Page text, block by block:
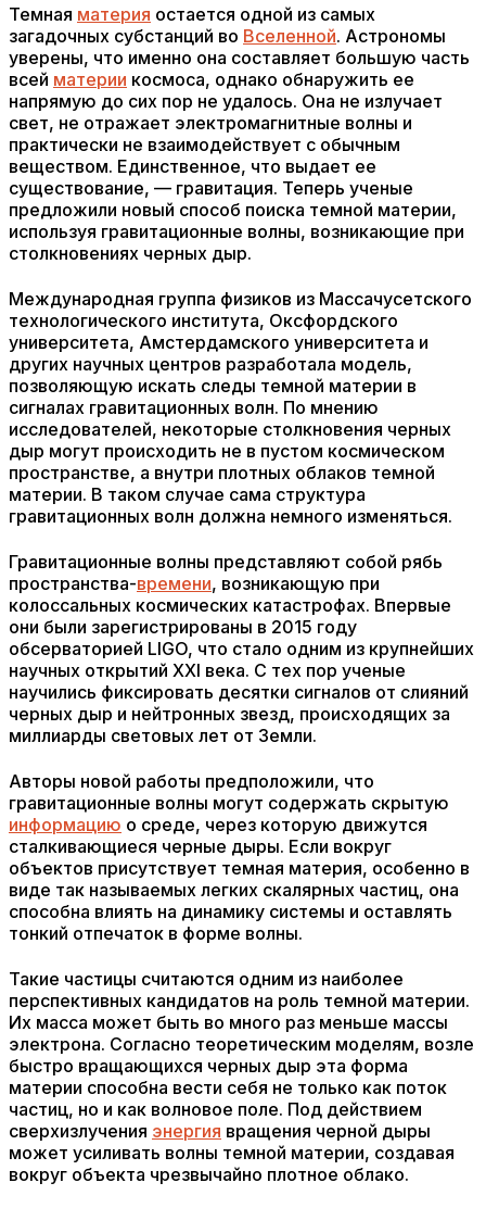
Темная материя остается одной из самых
загадочных субстанций во Вселенной. Астрономы
уверены, что именно она составляет большую часть
всей материи космоса, однако обнаружить ее
напрямую до сих пор не удалось. Она не излучает
свет, не отражает электромагнитные волны и
практически не взаимодействует с обычным
веществом. Единственное, что выдает ее
существование, — гравитация. Теперь ученые
предложили новый способ поиска темной материи,
используя гравитационные волны, возникающие при
столкновениях черных дыр.
Международная группа физиков из Массачусетского
технологического института, Оксфордского
университета, Амстердамского университета и
других научных центров разработала модель,
позволяющую искать следы темной материи в
сигналах гравитационных волн. По мнению
исследователей, некоторые столкновения черных
дыр могут происходить не в пустом космическом
пространстве, а внутри плотных облаков темной
материи. В таком случае сама структура
гравитационных волн должна немного изменяться.
Гравитационные волны представляют собой рябь
пространства-времени, возникающую при
колоссальных космических катастрофах. Впервые
они были зарегистрированы в 2015 году
обсерваторией LIGO, что стало одним из крупнейших
научных открытий XXI века. С тех пор ученые
научились фиксировать десятки сигналов от слияний
черных дыр и нейтронных звезд, происходящих за
миллиарды световых лет от Земли.
Авторы новой работы предположили, что
гравитационные волны могут содержать скрытую
информацию о среде, через которую движутся
сталкивающиеся черные дыры. Если вокруг
объектов присутствует темная материя, особенно в
виде так называемых легких скалярных частиц, она
способна влиять на динамику системы и оставлять
тонкий отпечаток в форме волны.
Такие частицы считаются одним из наиболее
перспективных кандидатов на роль темной материи.
Их масса может быть во много раз меньше массы
электрона. Согласно теоретическим моделям, возле
быстро вращающихся черных дыр эта форма
материи способна вести себя не только как поток
частиц, но и как волновое поле. Под действием
сверхизлучения энергия вращения черной дыры
может усиливать волны темной материи, создавая
вокруг объекта чрезвычайно плотное облако.